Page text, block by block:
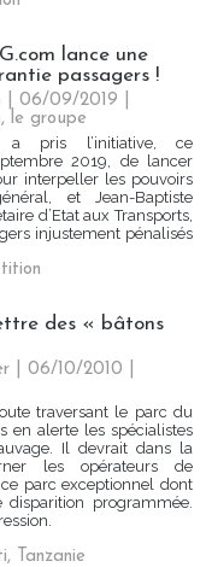
lance une
passagers !
| 06/09/2019
le groupe
a pris l’initiative, ce
2019, de lancer
interpeller les pouvoirs
et Jean-Baptiste
d’Etat aux Transports,
injustement pénalisés
des « bâtons
| 06/10/2010
traversant le parc du
en alerte les spécialistes
Il devrait dans la
les opérateurs de
parc exceptionnel dont
programmée.
, Tanzanie